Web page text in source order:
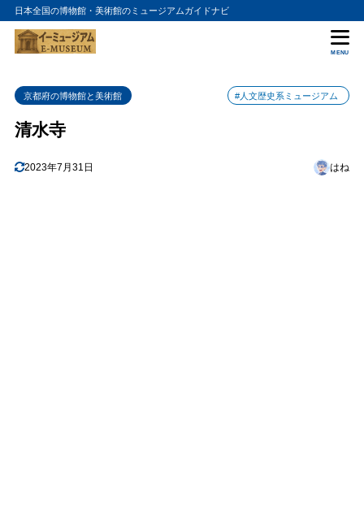
日本全国の博物館・美術館のミュージアムガイドナビ
MENU
京都府の博物館と美術館 #人文歴史系ミュージアム
清水寺
2023年7月31日 はね
目次
1 歴史と文化の薫り
3 アクセスと営業情報
4 清水寺の入館料金